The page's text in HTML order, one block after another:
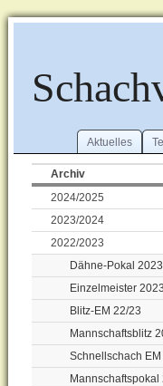
Aktuelles
Archiv
2024/2025
2023/2024
2022/2023
Dähne-Pokal 2023
Einzelmeister 2023
Blitz-EM 22/23
Mannschaftsblitz
Schnellschach
Mannschaftspokal